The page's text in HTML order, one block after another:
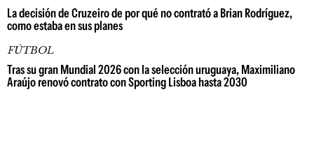
La decisión de Cruzeiro de por qué no contrató a Brian Rodríguez,
como estaba en sus planes
FÚTBOL
Tras su gran Mundial 2026 con la selección uruguaya, Maximiliano
Araújo renovó contrato con Sporting Lisboa hasta 2030